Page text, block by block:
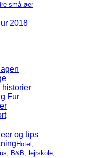
små-øer
2018
historier
Fur
og tips
Hotel,
B&B, lejrskole,